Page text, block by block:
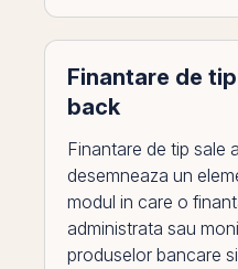
Finantare de
back
Finantare de tip sale
desemneaza un
modul in care o
administrata sau
produselor bancare